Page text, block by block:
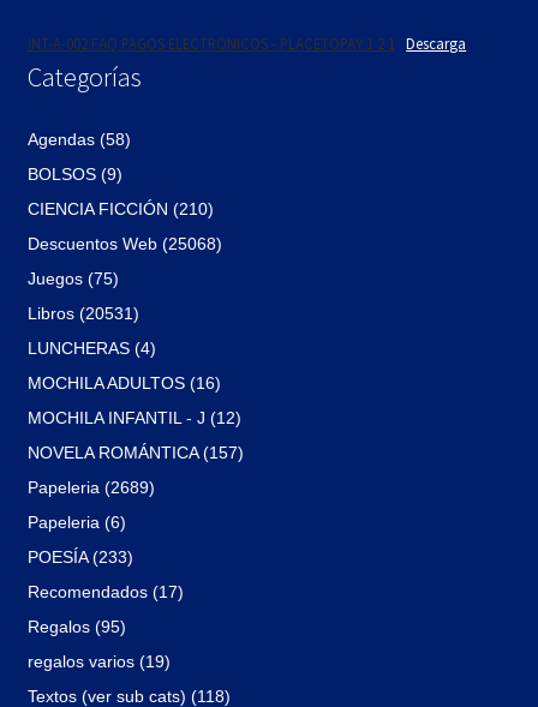
INT-A-002 FAQ PAGOS ELECTRÓNICOS - PLACETOPAY 1 2 1 Descarga
Categorías
Agendas (58)
BOLSOS (9)
CIENCIA FICCIÓN (210)
Descuentos Web (25068)
Juegos (75)
Libros (20531)
LUNCHERAS (4)
MOCHILA ADULTOS (16)
MOCHILA INFANTIL - J (12)
NOVELA ROMÁNTICA (157)
Papeleria (2689)
Papeleria (6)
POESÍA (233)
Recomendados (17)
Regalos (95)
regalos varios (19)
Textos (ver sub cats) (118)